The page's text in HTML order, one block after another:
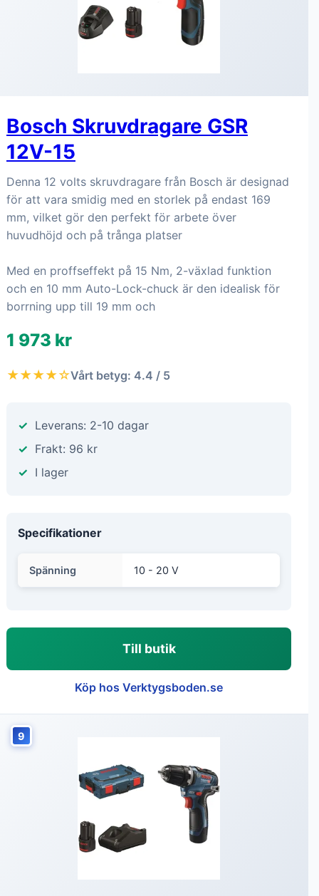
Bosch Skruvdragare GSR
12V-15
Denna 12 volts skruvdragare från Bosch är designad
för att vara smidig med en storlek på endast 169
mm, vilket gör den perfekt för arbete över
huvudhöjd och på trånga platser
Med en proffseffekt på 15 Nm, 2-växlad funktion
och en 10 mm Auto-Lock-chuck är den idealisk för
borrning upp till 19 mm och
1 973 kr
★★★★☆Vårt betyg: 4.4 / 5
Leverans: 2-10 dagar
Frakt: 96 kr
I lager
Specifikationer
Spänning 10 - 20 V
Till butik
Köp hos Verktygsboden.se
9